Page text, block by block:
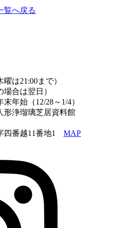
覧へ戻る
は21:00まで）
合は翌日）
（12/28～1/4）
形浄瑠璃芝居資料館
四番越11番地1 MAP